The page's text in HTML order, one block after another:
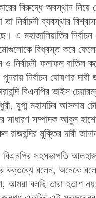
বিরুদ্ধে অবস্থান নিয়ে
তা নির্বাচনী ব্যবস্থার
এ মহাজালিয়াতির নির্বাচন
বিধ্বস্ত করে
ও নির্বাচনী ফলাফল বাতিল
নির্বাচন ঘোষণার
বিএনপির ভাইস
যুগ্ম মহাসচিব আসলাম
সাধারণ সম্পাদক আবুল
মুক্তির দাবী
বিএনপির সহসভাপতি
বলেন, অনেকে
আমরা বলছি তারা হতাশ